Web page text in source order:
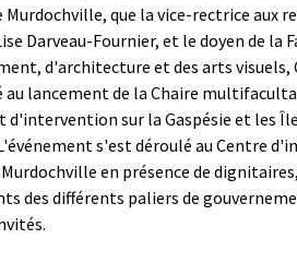
Murdochville, que la vice-rectrice aux
Darveau-Fournier, et le doyen de la
d'architecture et des arts visuels,
au lancement de la Chaire
d'intervention sur la Gaspésie et les
s'est déroulé au Centre
Murdochville en présence de
des différents paliers de